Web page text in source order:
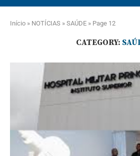
Início » NOTÍCIAS » SAÚDE » Page 12
CATEGORY: